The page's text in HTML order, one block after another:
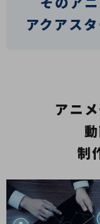
アクアス
アニ
制